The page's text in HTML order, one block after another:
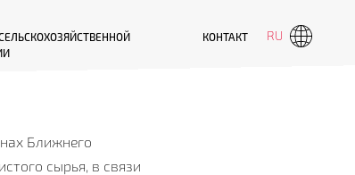
КОНТАКТ RU
Ближнего
сырья, в связи